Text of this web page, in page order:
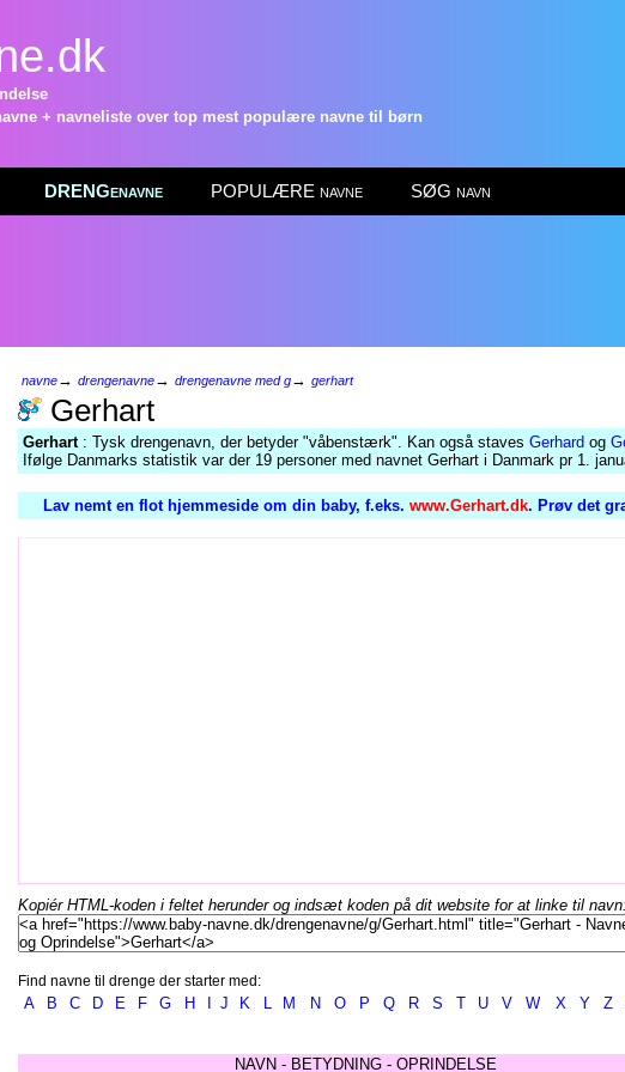
+ navneliste over top mest populære navne til børn
DRENGenavne POPULÆRE navne SØG navn
navne→ drengenavne→ drengenavne med g→ gerhart
Gerhart
Gerhart: Tysk drengenavn, der betyder "våbenstærk". Kan også staves Gerhard og
Ifølge Danmarks statistik var der 19 personer med navnet Gerhart i Danmark pr 1.
Lav nemt en flot hjemmeside om din baby, f.eks. www.Gerhart.dk. Prøv det
Kopiér HTML-koden i feltet herunder og indsæt koden på dit website for at linke til navn:
Find navne til drenge der starter med:
A B C D E F G H J K L M N O P Q R S T U V W X Y Z
NAVN - BETYDNING - OPRINDELSE